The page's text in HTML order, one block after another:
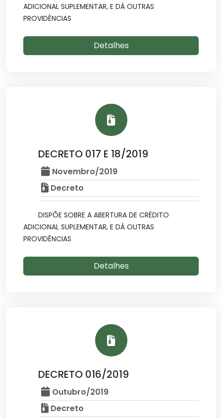
ADICIONAL SUPLEMENTAR, E DÁ OUTRAS
PROVIDÊNCIAS
Detalhes
DECRETO 017 E 18/2019
Novembro/2019
Decreto
DISPÕE SOBRE A ABERTURA DE CRÉDITO
ADICIONAL SUPLEMENTAR, E DÁ OUTRAS
PROVIDÊNCIAS
Detalhes
DECRETO 016/2019
Outubro/2019
Decreto